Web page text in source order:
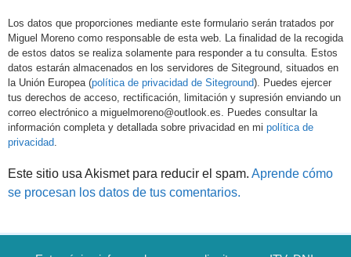
Los datos que proporciones mediante este formulario serán tratados por
Miguel Moreno como responsable de esta web. La finalidad de la recogida
de estos datos se realiza solamente para responder a tu consulta. Estos
datos estarán almacenados en los servidores de Siteground, situados en
la Unión Europea (política de privacidad de Siteground). Puedes ejercer
tus derechos de acceso, rectificación, limitación y supresión enviando un
correo electrónico a miguelmoreno@outlook.es. Puedes consultar la
información completa y detallada sobre privacidad en mi política de
privacidad
Este sitio usa Akismet para reducir el spam. Aprende cómo
se procesan los datos de tus comentarios.